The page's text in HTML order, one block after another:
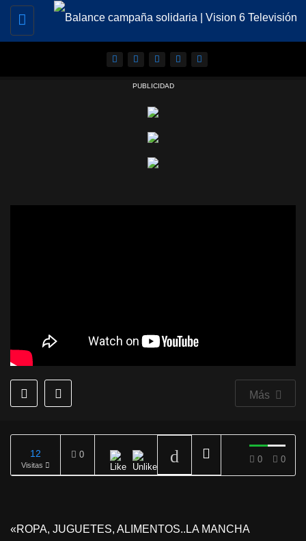
navigation
PUBLICIDAD
Más
12
Visitas
0 0 0
«ROPA, JUGUETES, ALIMENTOS..LA MANCHA